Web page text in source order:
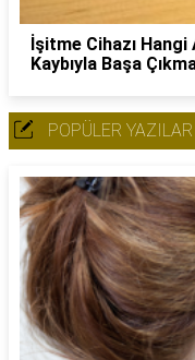
İşitme Cihazı Hangi
Kaybıyla Başa
POPÜLER YAZILAR